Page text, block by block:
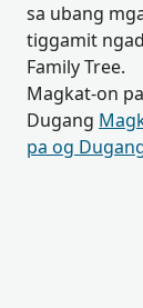
sa ubang
tiggamit
Family Tree.
Magkat-on
Dugang
pa og